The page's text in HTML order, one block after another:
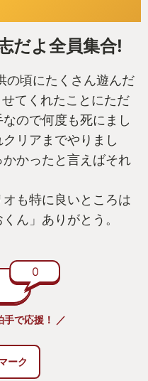
だよ全員集合!
の頃にたくさん遊んだ
せてくれたことにただ
ので何度も死にまし
リアまでやりまし
かったと言えばそれ
も特に良いところは
ん」ありがとう。
0
手で応援！ ／
ーク